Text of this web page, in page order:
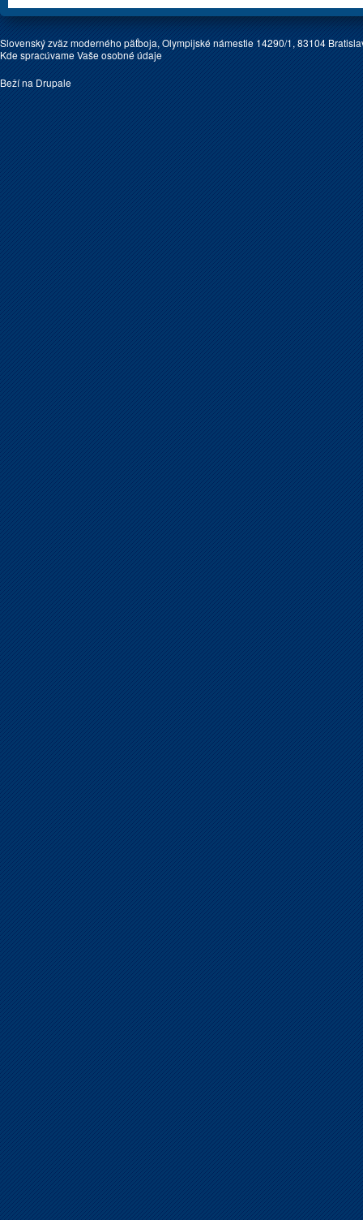
Slovenský zväz moderného päťboja, Olympijské námestie 14290/1, 83104
Kde spracúvame Vaše osobné údaje
Beží na Drupale